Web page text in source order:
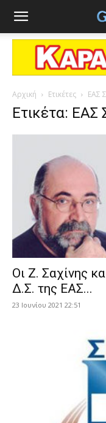
Αρχική Ετικέτες ΕΑΣ
Ετικέτα: ΕΑΣ
Οι Ζ. Σαχίνης
Δ.Σ. της ΕΑΣ...
23 Ιουνίου 2021 22:51